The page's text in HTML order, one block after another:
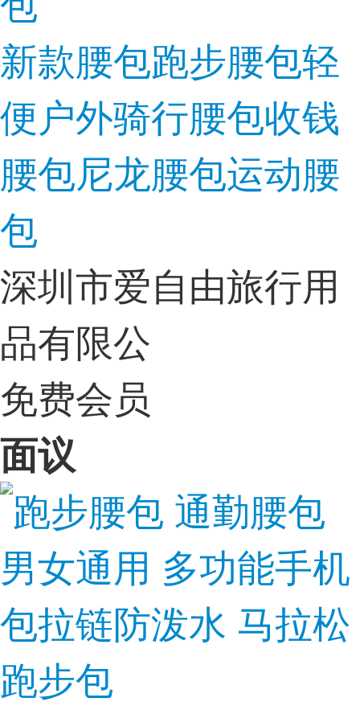
新款腰包跑步腰包轻
便户外骑行腰包收钱
腰包尼龙腰包运动腰
包
深圳市爱自由旅行用
品有限公
免费会员
面议